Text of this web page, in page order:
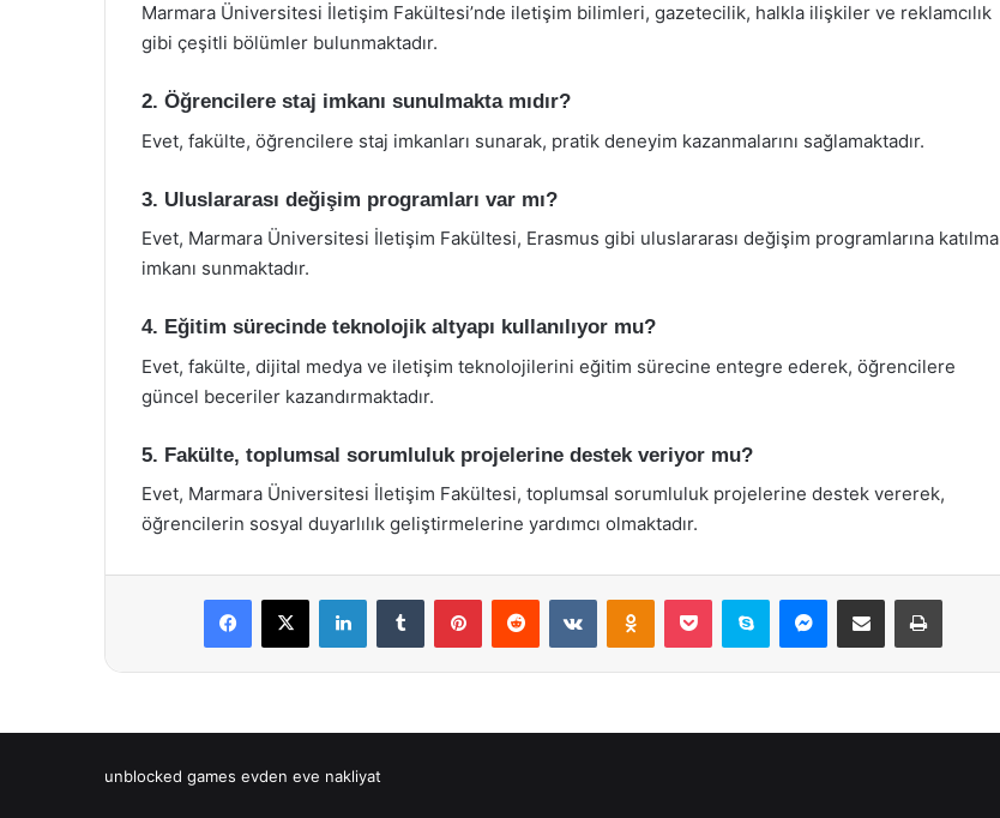
Marmara Üniversitesi İletişim Fakültesi’nde iletişim bilimleri, gazetecilik, halkla ilişkiler ve reklamcılık
gibi çeşitli bölümler bulunmaktadır.
2. Öğrencilere staj imkanı sunulmakta mıdır?
Evet, fakülte, öğrencilere staj imkanları sunarak, pratik deneyim kazanmalarını sağlamaktadır.
3. Uluslararası değişim programları var mı?
Evet, Marmara Üniversitesi İletişim Fakültesi, Erasmus gibi uluslararası değişim programlarına katılma
imkanı sunmaktadır.
4. Eğitim sürecinde teknolojik altyapı kullanılıyor mu?
Evet, fakülte, dijital medya ve iletişim teknolojilerini eğitim sürecine entegre ederek, öğrencilere
güncel beceriler kazandırmaktadır.
5. Fakülte, toplumsal sorumluluk projelerine destek veriyor mu?
Evet, Marmara Üniversitesi İletişim Fakültesi, toplumsal sorumluluk projelerine destek vererek,
öğrencilerin sosyal duyarlılık geliştirmelerine yardımcı olmaktadır.
Facebook
X LinkedInTumblr PinterestReddit VKontakteOdnoklassniki
Pocket Skype Messenger
E-Posta ile paylaş Yazdır
unblocked games evden eve nakliyat